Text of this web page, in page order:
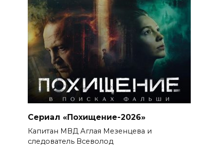
Сериал «Похищение-2026»
Капитан МВД Аглая Мезенцева и
следователь Всеволод